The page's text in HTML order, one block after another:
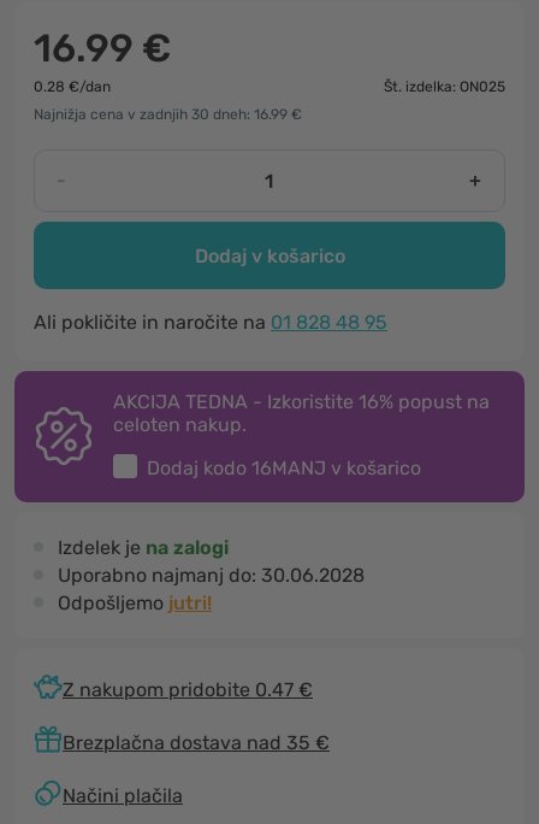
16.99 €
0.28 €/dan
Št. izdelka: ON025
Najnižja cena v zadnjih 30 dneh: 16.99 €
- +
Dodaj v košarico
Ali pokličite in naročite na 01 828 48 95
AKCIJA TEDNA - Izkoristite 16% popust na
celoten nakup.
Dodaj kodo 16MANJ v košarico
Izdelek je na zalogi
Uporabno najmanj do: 30.06.2028
Odpošljemo jutri!
Z nakupom pridobite 0.47 €
Brezplačna dostava nad 35 €
Načini plačila